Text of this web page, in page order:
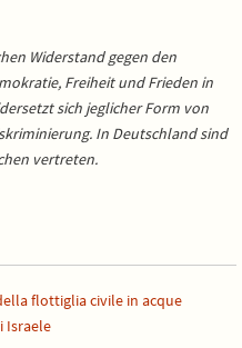
Widerstand gegen den
Freiheit und Frieden in
sich jeglicher Form von
In Deutschland sind
vertreten.
flottiglia civile in acque
Israele